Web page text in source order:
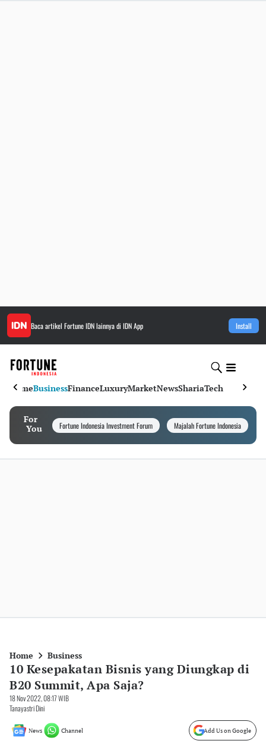
Baca artikel Fortune IDNlainnya di IDN App Install
HomeBusinessFinanceLuxuryMarketNewsShariaTech
For
You
Fortune Indonesia Investment Forum Majalah Fortune Indonesia
Home Business
10 Kesepakatan Bisnis yang Diungkap di
B20 Summit, Apa Saja?
18 Nov 2022, 08:17 WIB
Tanayastri Dini
News Channel Add Us on Google